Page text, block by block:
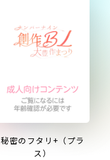
秘密のフタリ+（プラ
ス）